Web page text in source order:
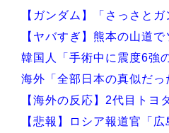
【ガンダム】「さっさと
【ヤバすぎ】熊本の山道
韓国人「手術中に震度6強
海外「全部日本の真似だ
【海外の反応】2代目トヨ
【悲報】ロシア報道官「